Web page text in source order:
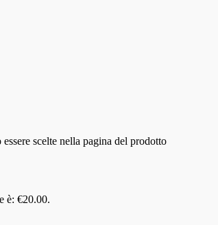
scelte nella pagina del prodotto
è: €20.00.